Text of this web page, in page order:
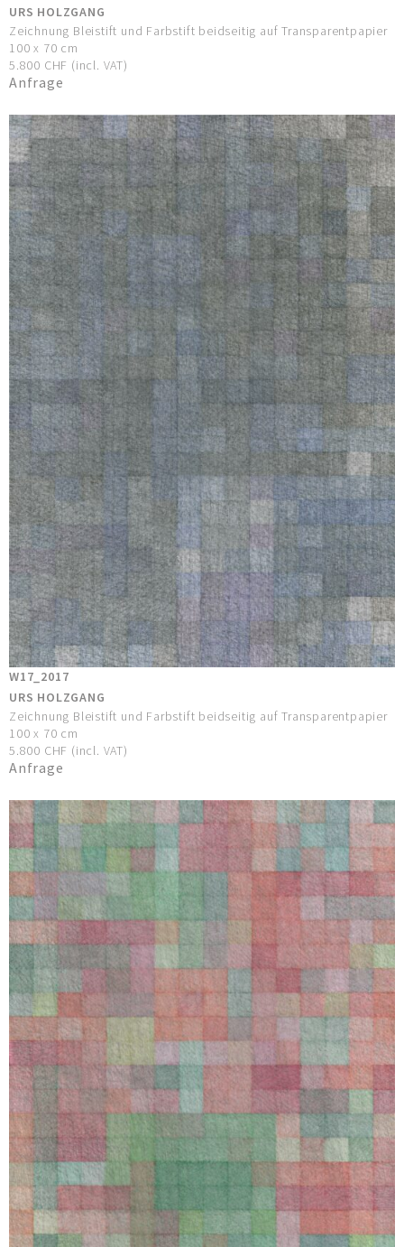
URS HOLZGANG
Zeichnung Bleistift und Farbstift beidseitig auf Transparentpapier
100 x 70 cm
5.800 CHF (incl. VAT)
Anfrage
W17_2017
URS HOLZGANG
Zeichnung Bleistift und Farbstift beidseitig auf Transparentpapier
100 x 70 cm
5.800 CHF (incl. VAT)
Anfrage